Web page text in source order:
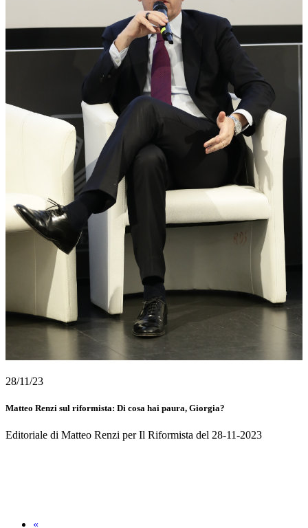
28/11/23
Matteo Renzi sul riformista: Di cosa hai paura, Giorgia?
Editoriale di Matteo Renzi per Il Riformista del 28-11-2023
«